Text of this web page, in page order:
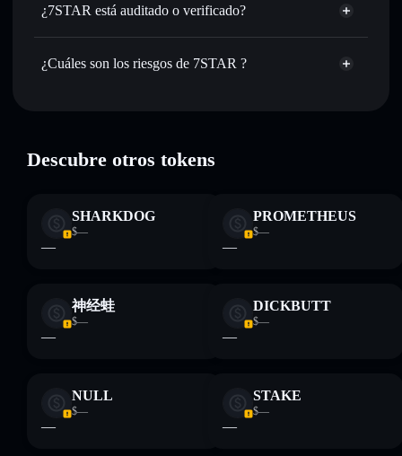
precio, volumen, capitalización de mercado y liquidez de
7STAR
Solflare
agregador de privacidad
¿7STAR está auditado o verificado?
7STAR no está verificado actualmente
¿Cuáles son los riesgos de 7STAR ?
únicamente fines educativos y no constituye asesoramiento
financiero. Investiga siempre por tu cuenta. Datos
proporcionados por rugcheck.xyz.
Descubre otros tokens
SHARKDOG
$—
—
PROMETHEUS
$—
—
神经蛙
$—
—
DICKBUTT
$—
—
NULL
$—
—
STAKE
$—
—